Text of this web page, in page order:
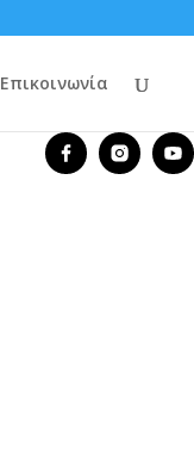
Επικοινωνία